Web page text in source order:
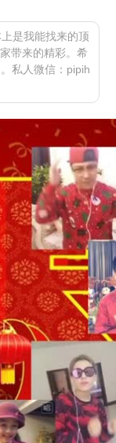
是我能找来的顶
带来的精彩。希
私人微信：pipih